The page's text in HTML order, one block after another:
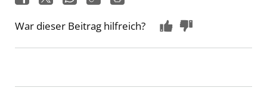
War dieser Beitrag hilfreich?